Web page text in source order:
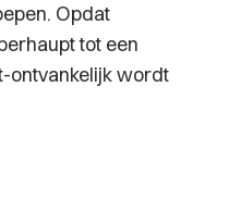
Opdat
tot een
ontvankelijk wordt